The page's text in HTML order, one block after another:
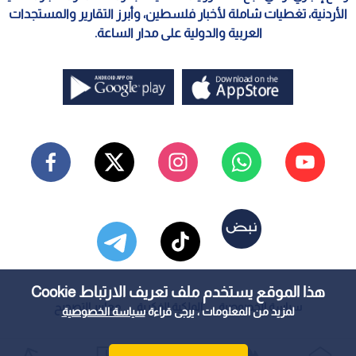
هذا الموقع يستخدم ملف تعريف الارتباط Cookie
لمزيد من المعلومات ، يرجى قراءةسياسة الخصوصية
الأردنية، تغطيات شاملة لأخبار فلسطين، وأبرز التقارير والمستجدات
العربية والدولية على مدار الساعة.
سياسة الخصوصية الملكية الفكرية معايير التصحيح